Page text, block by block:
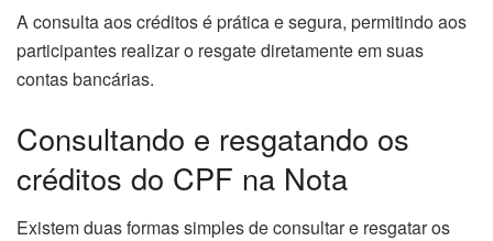
A consulta aos créditos é prática e segura, permitindo aos
participantes realizar o resgate diretamente em suas
contas bancárias.
Consultando e resgatando os
créditos do CPF na Nota
Existem duas formas simples de consultar e resgatar os